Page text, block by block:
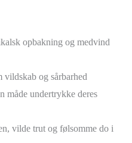
opbakning og medvind
vildskab og sårbarhed
måde undertrykke deres
vilde trut og følsomme do i